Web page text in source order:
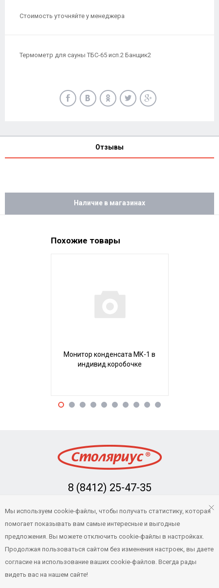
Стоимость уточняйте у менеджера
Термометр для сауны ТБС-65 исп.2 Банщик2
Отзывы
Наличие в магазинах
Похожие товары
Монитор конденсата МК-1 в
индивид.коробочке
8 (8412) 25-47-35
info@stolarius.ru
Пензе и Пензенской области
Техническая поддержка —njsoft.dev
Мы используем cookie-файлы, чтобы получать статистику, которая
помогает показывать вам самые интересные и выгодные
предложения. Вы можете отключить cookie-файлы в настройках.
Продолжая пользоваться сайтом без изменения настроек, вы даете
согласие на использование ваших cookie-файлов. Всегда рады
видеть вас на нашем сайте!